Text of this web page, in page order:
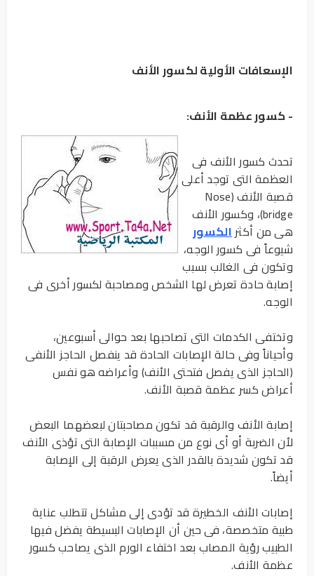
الإسعافات الأولية لكسور الأنف
- كسور عظمة الأنف:
تحدث كسور الأنف فى
العظمة التى توجد أعلى
قصبة الأنف (Nose
bridge)، وكسور الأنف
هى من أكثرالكسور
شيوعاً فى كسور الوجه،
وتكون فى الغالب بسبب
إصابة حادة تعرض لها الشخص ومصاحبة لكسور أخرى فى
الوجه.
وتختفى الكدمات التى تصاحبها بعد حوالى أسبوعين،
وأحياناً وفى حالة الإصابات الحادة قد ينفصل الحاجز الأنفى
(الحاجز الذى يفصل فتحتى الأنف) وأعراضه هو نفس
أعراض كسر عظمة قصبة الأنف.
إصابة الأنف والرقبة قد تكون مصاحبتان لبعضهما البعض
لأن الضربة أو أى نوع من مسببات الإصابة التى تؤذى الأنف
قد تكون شديدة بالقدر الذى يعرض الرقبة إلى الإصابة
أيضاً.
إصابات الأنف الخطيرة قد تؤدى إلى مشاكل تتطلب عناية
طبية متخصصة، فى حين أن الإصابات البسيطة يفضل فيها
الطبيب رؤية المصاب بعد اختفاء الورم الذى يصاحب كسور
عظمة الأنف.